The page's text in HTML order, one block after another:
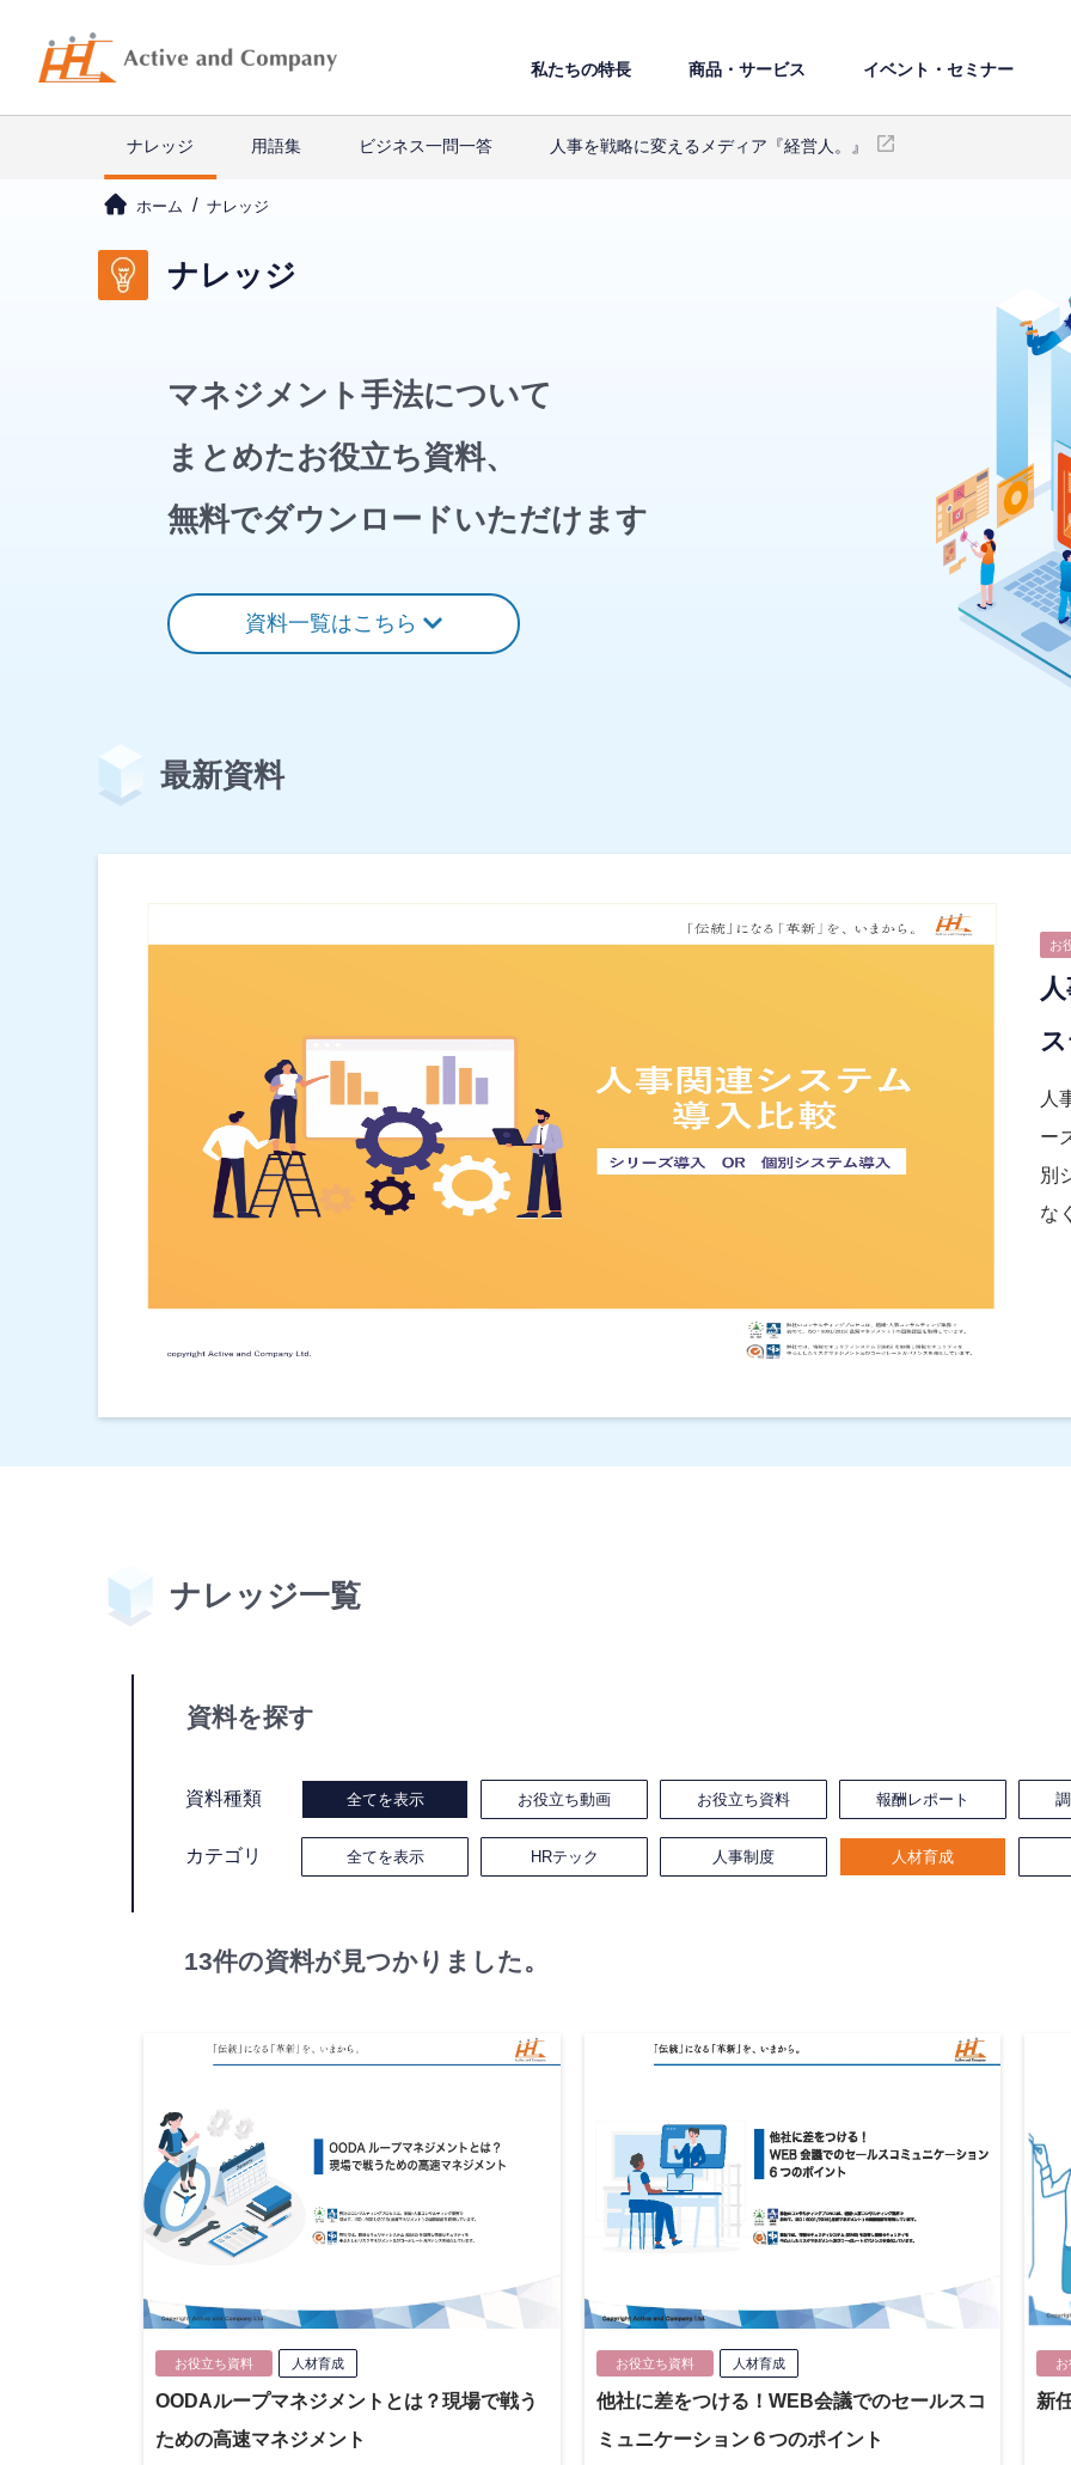
私たちの特⻑ 商品・サービス イベント・セミナー
ナレッジ 用語集 ビジネス一問一答 人事を戦略に変えるメディア『経営人。』
ホーム ナレッジ
ナレッジ
マネジメント手法について
まとめたお役立ち資料、
無料でダウンロードいただけます
資料一覧はこちら
最新資料
お
人
ー
別
な
ナレッジ⼀覧
資料を探す
資料種類 全てを表示 お役立ち動画 お役立ち資料 報酬レポート
カテゴリ 全てを表示 HRテック 人事制度 人材育成
13件の資料が見つかりました。
お役立ち資料 人材育成
OODAループマネジメントとは？現場で戦う
ための高速マネジメント
お役立ち資料 人材育成
他社に差をつける！WEB会議でのセールスコ
ミュニケーション６つのポイント
新